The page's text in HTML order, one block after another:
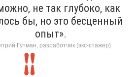
не так глубоко, как
бы, но это бесценный
опыт».
Гутман, разработчик (экс-стажер)